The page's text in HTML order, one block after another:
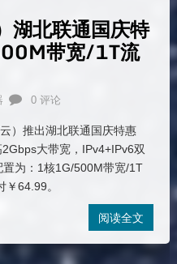
湖北联通国庆特
带宽/1T流
0 评论
）推出湖北联通国庆特惠
大带宽，IPv4+IPv6双
置为：1核1G/500M带宽/1T
64.99。
阅读全文